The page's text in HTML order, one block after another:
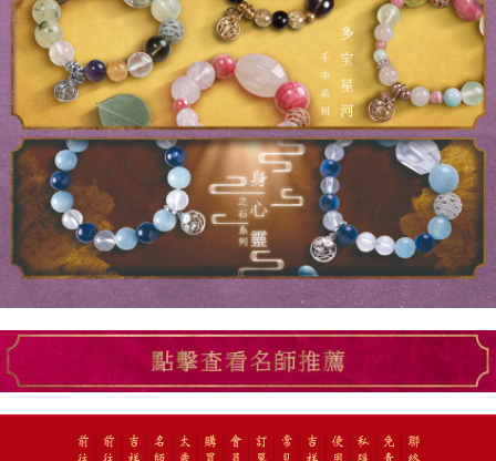
前
前
吉
名
太
購
會
訂
常
吉
使
私
免
聯